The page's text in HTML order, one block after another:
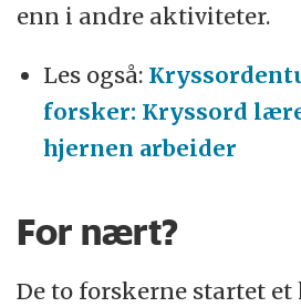
enn i andre aktiviteter.
Les også:
forsker: Kryssord
hjernen arbeider
For nært?
De to forskerne startet